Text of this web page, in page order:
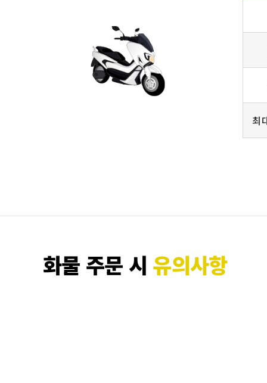
최
화물 주문 시 유의사항